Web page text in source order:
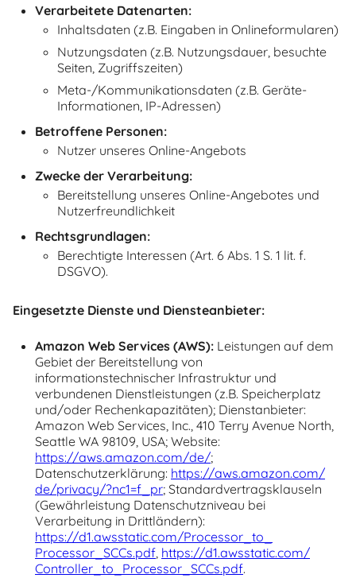
Verarbeitete Datenarten:
Inhaltsdaten (z.B. Eingaben in Onlineformularen)
Nutzungsdaten (z.B. Nutzungsdauer, besuchte
Seiten, Zugriffszeiten)
Meta-/Kommunikationsdaten (z.B. Geräte-
Informationen, IP-Adressen)
Betroffene Personen:
Nutzer unseres Online-Angebots
Zwecke der Verarbeitung:
Bereitstellung unseres Online-Angebotes und
Nutzerfreundlichkeit
Rechtsgrundlagen:
Berechtigte Interessen (Art. 6 Abs. 1 S. 1 lit. f.
DSGVO).
Eingesetzte Dienste und Diensteanbieter:
Amazon Web Services (AWS): Leistungen auf dem
Gebiet der Bereitstellung von
informationstechnischer Infrastruktur und
verbundenen Dienstleistungen (z.B. Speicherplatz
und/oder Rechenkapazitäten); Dienstanbieter:
Amazon Web Services, Inc., 410 Terry Avenue North,
Seattle WA 98109, USA; Website:
https://aws.amazon.com/de/;
Datenschutzerklärung: https://aws.amazon.com/
de/privacy/?nc1=f_pr; Standardvertragsklauseln
(Gewährleistung Datenschutzniveau bei
Verarbeitung in Drittländern):
https://d1.awsstatic.com/Processor_to_
Processor_SCCs.pdf, https://d1.awsstatic.com/
Controller_to_ Processor_SCCs.pdf.